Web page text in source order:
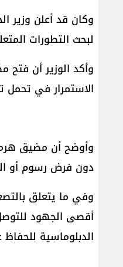
وكان قد أعلن وزير
لبحث التطورات
وأكد الوزير أن
الاستمرار في تحمل
وأوضح أن مضيق
دون فرض رسوم أو
وفي ما يتعلق
أقصى الجهود
الدبلوماسية